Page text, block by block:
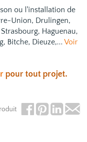
ou l'installation de
Union, Drulingen,
Haguenau,
Bitche, Dieuze,... Voir
pour tout projet.